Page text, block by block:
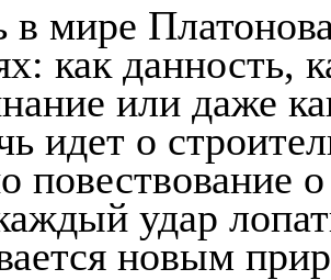
в мире
как данность,
или даже
идет о
повествование
удар
новым